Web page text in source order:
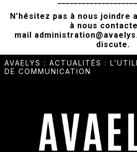
N’hésitez pas à nous joindre
à nous
mail
discute.
AVAELYS : ACTUALITÉS :
DE COMMUNICATION